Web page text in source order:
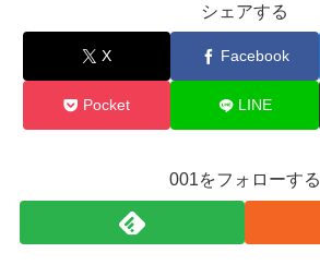
シェアする
X Facebook
Pocket LINE
001をフォローする